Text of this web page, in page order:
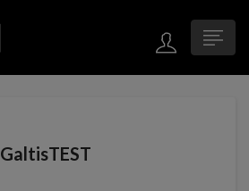
GaltisTEST